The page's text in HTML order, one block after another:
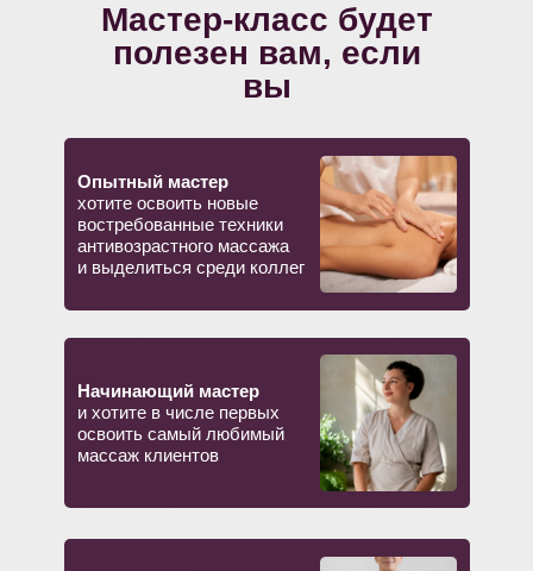
Начинающий мастер
и хотите в числе первых
освоить самый любимый
массаж клиентов
Опытный мастер
хотите освоить новые
востребованные техники
антивозрастного массажа
и выделиться среди коллег
Мастер-класс будет
полезен вам, если
вы
обучалась в 45+
школах, в том числе,
в Германии;
17 курсов с нуля;
обучила более
4500 учеников:
1500 очно и 3000
онлайн по всему
миру.
ИДУ НА ПРАКТИКУМ!
Что говорят нашиученики: